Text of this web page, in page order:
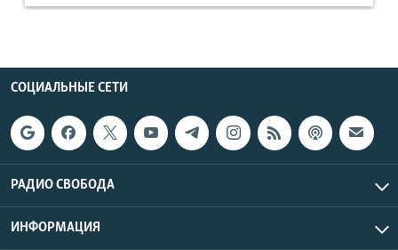
СОЦИАЛЬНЫЕ СЕТИ
РАДИО СВОБОДА
ИНФОРМАЦИЯ